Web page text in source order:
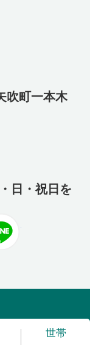
吹町一本木
日・祝日を